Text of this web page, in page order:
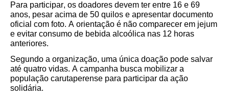
Para participar, os doadores devem ter entre 16 e 69
anos, pesar acima de 50 quilos e apresentar documento
oficial com foto. A orientação é não comparecer em jejum
e evitar consumo de bebida alcoólica nas 12 horas
anteriores.
Segundo a organização, uma única doação pode salvar
até quatro vidas. A campanha busca mobilizar a
população carutaperense para participar da ação
solidária.